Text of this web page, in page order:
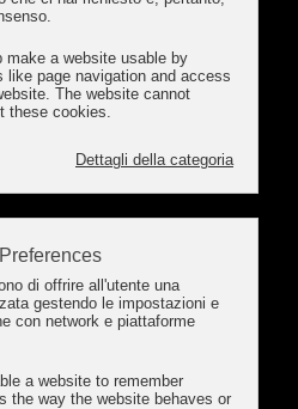
make a website usable by
like page navigation and access
The website cannot
these cookies.
Dettagli della categoria
di offrire all'utente una
gestendo le impostazioni e
con network e piattaforme
a website to remember
the way the website behaves or
38
(Genova)
Macelleria
e 16/19.30